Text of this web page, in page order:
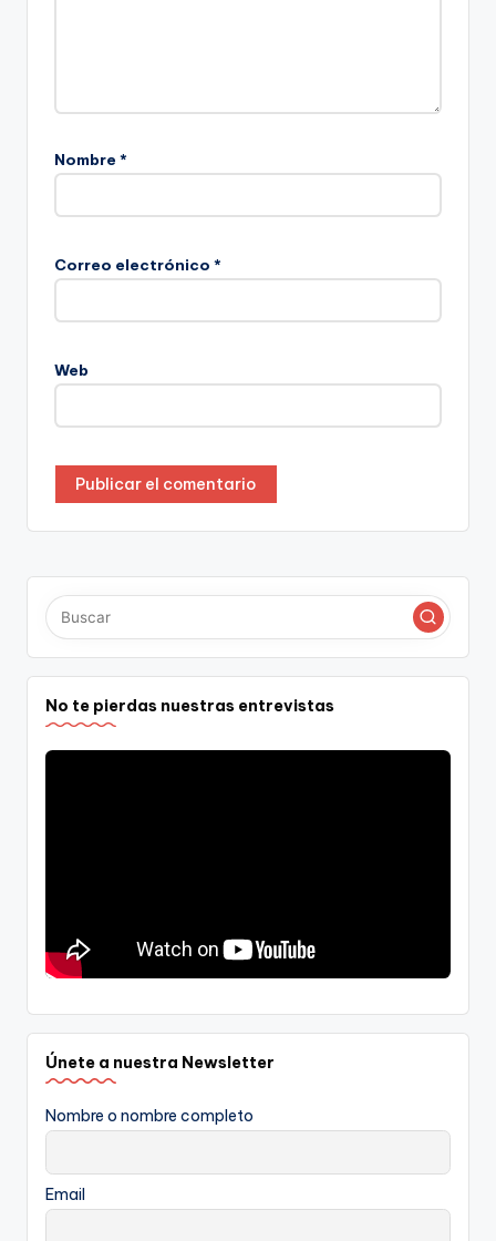
Nombre *
Correo electrónico *
Web
No te pierdas nuestras entrevistas
Únete a nuestra Newsletter
Nombre o nombre completo
Email